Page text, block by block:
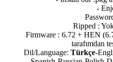
-
Ripped :
Firmware : 6.72 + HEN
tarafımdan
Dil/Language: Türkçe-